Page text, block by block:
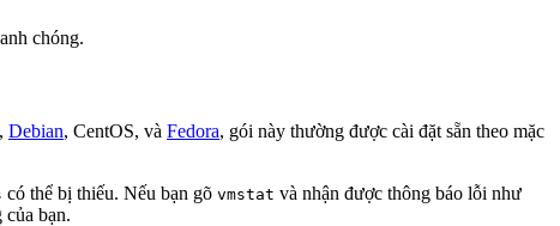
chóng.
, Debian, CentOS, và Fedora, gói này thường được cài đặt sẵn theo mặc
có thể bị thiếu. Nếu bạn gõ vmstat và nhận được thông báo lỗi như
của bạn.